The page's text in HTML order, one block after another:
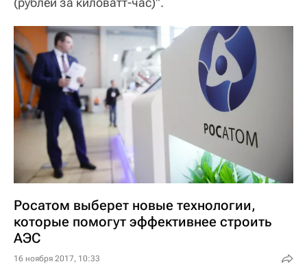
Росатом выберет новые технологии,
которые помогут эффективнее строить
АЭС
16 ноября 2017, 10:33